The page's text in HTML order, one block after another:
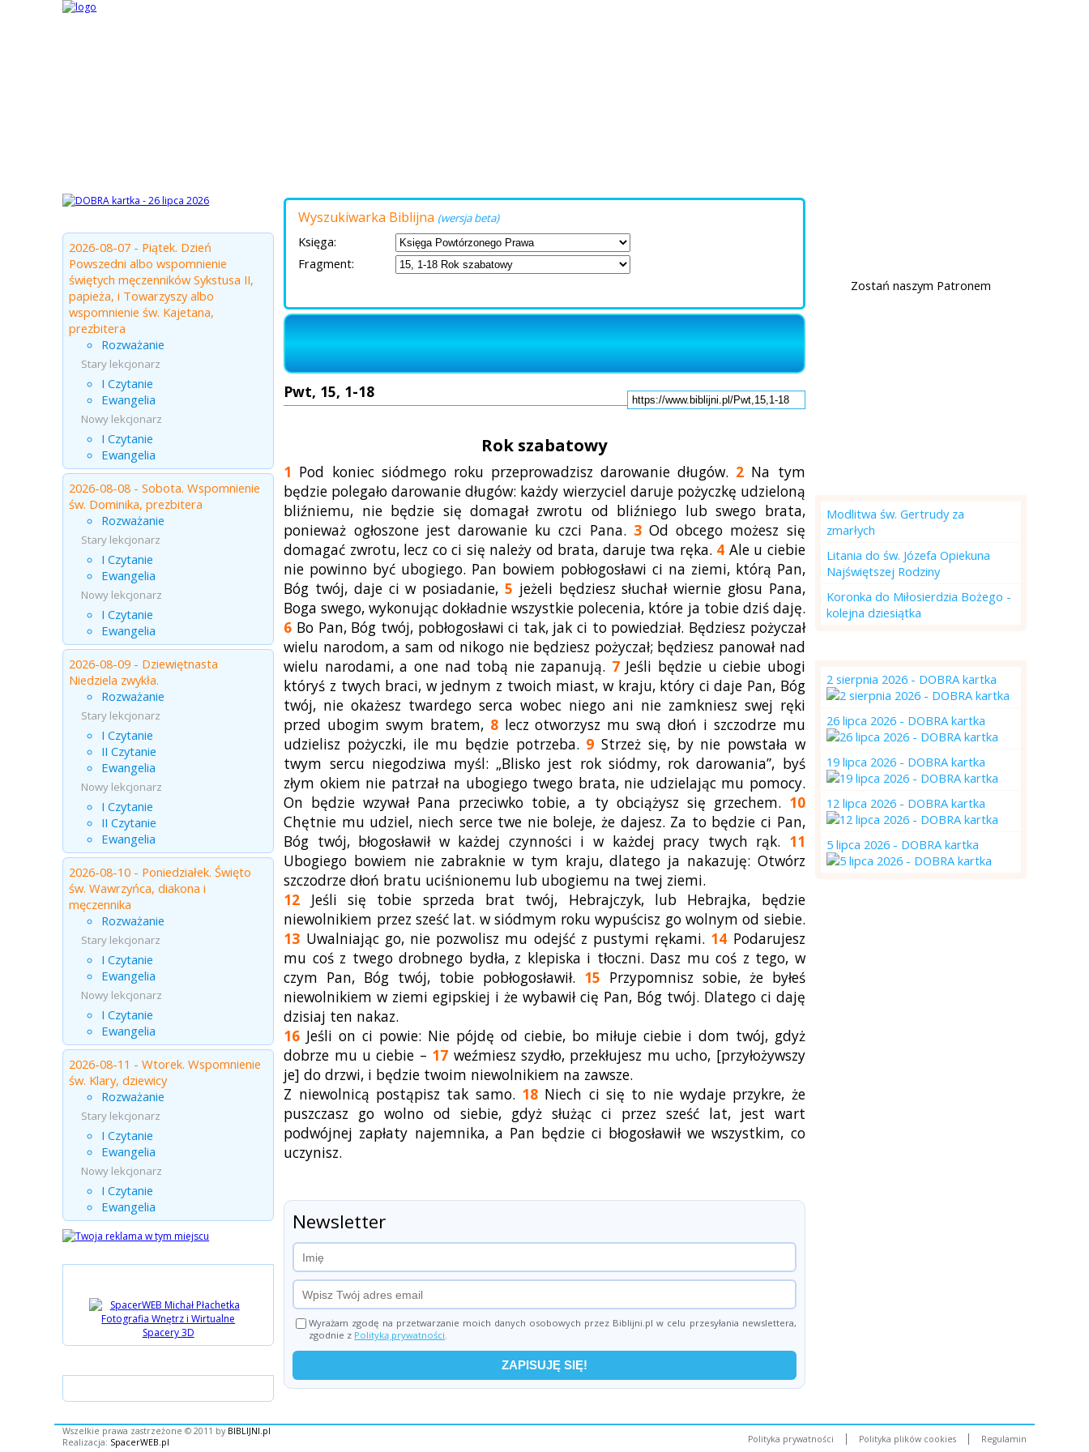
2026-08-07 - Piątek. Dzień
Powszedni albo wspomnienie
świętych męczenników Sykstusa II,
papieża, i Towarzyszy albo
wspomnienie św. Kajetana,
prezbitera
Rozważanie
Stary lekcjonarz
I Czytanie
Ewangelia
Nowy lekcjonarz
I Czytanie
Ewangelia
2026-08-08 - Sobota. Wspomnienie
św. Dominika, prezbitera
Rozważanie
Stary lekcjonarz
I Czytanie
Ewangelia
Nowy lekcjonarz
I Czytanie
Ewangelia
2026-08-09 - Dziewiętnasta
Niedziela zwykła.
Rozważanie
Stary lekcjonarz
I Czytanie
II Czytanie
Ewangelia
Nowy lekcjonarz
I Czytanie
II Czytanie
Ewangelia
2026-08-10 - Poniedziałek. Święto
św. Wawrzyńca, diakona i
męczennika
Rozważanie
Stary lekcjonarz
I Czytanie
Ewangelia
Nowy lekcjonarz
I Czytanie
Ewangelia
2026-08-11 - Wtorek. Wspomnienie
św. Klary, dziewicy
Rozważanie
Stary lekcjonarz
I Czytanie
Ewangelia
Nowy lekcjonarz
I Czytanie
Ewangelia
Wyszukiwarka Biblijna (wersja beta)
Księga:
Fragment:
Pwt, 15, 1-18
Rok szabatowy
1 Pod koniec siódmego roku przeprowadzisz darowanie długów. 2 Na tym
będzie polegało darowanie długów: każdy wierzyciel daruje pożyczkę udzieloną
bliźniemu, nie będzie się domagał zwrotu od bliźniego lub swego brata,
ponieważ ogłoszone jest darowanie ku czci Pana. 3Od obcego możesz się
domagać zwrotu, lecz co ci się należy od brata, daruje twa ręka. 4 Ale u ciebie
nie powinno być ubogiego. Pan bowiem pobłogosławi ci na ziemi, którą Pan,
Bóg twój, daje ci w posiadanie, 5 jeżeli będziesz słuchał wiernie głosu Pana,
Boga swego, wykonując dokładnie wszystkie polecenia, które ja tobie dziś daję.
6 Bo Pan, Bóg twój, pobłogosławi ci tak, jak ci to powiedział. Będziesz pożyczał
wielu narodom, a sam od nikogo nie będziesz pożyczał; będziesz panował nad
wielu narodami, a one nad tobą nie zapanują. 7Jeśli będzie u ciebie ubogi
któryś z twych braci, w jednym z twoich miast, w kraju, który ci daje Pan, Bóg
twój, nie okażesz twardego serca wobec niego ani nie zamkniesz swej ręki
przed ubogim swym bratem, 8lecz otworzysz mu swą dłoń i szczodrze mu
udzielisz pożyczki, ile mu będzie potrzeba. 9 Strzeż się, by nie powstała w
twym sercu niegodziwa myśl: „Blisko jest rok siódmy, rok darowania”, byś
złym okiem nie patrzał na ubogiego twego brata, nie udzielając mu pomocy.
On będzie wzywał Pana przeciwko tobie, a ty obciążysz się grzechem. 10
Chętnie mu udziel, niech serce twe nie boleje, że dajesz. Za to będzie ci Pan,
Bóg twój, błogosławił w każdej czynności i w każdej pracy twych rąk. 11
Ubogiego bowiem nie zabraknie w tym kraju, dlatego ja nakazuję: Otwórz
szczodrze dłoń bratu uciśnionemu lub ubogiemu na twej ziemi.
12 Jeśli się tobie sprzeda brat twój, Hebrajczyk, lub Hebrajka, będzie
niewolnikiem przez sześć lat. w siódmym roku wypuścisz go wolnym od siebie.
13 Uwalniając go, nie pozwolisz mu odejść z pustymi rękami. 14 Podarujesz
mu coś z twego drobnego bydła, z klepiska i tłoczni. Dasz mu coś z tego, w
czym Pan, Bóg twój, tobie pobłogosławił. 15 Przypomnisz sobie, że byłeś
niewolnikiem w ziemi egipskiej i że wybawił cię Pan, Bóg twój. Dlatego ci daję
dzisiaj ten nakaz.
16 Jeśli on ci powie: Nie pójdę od ciebie, bo miłuje ciebie i dom twój, gdyż
dobrze mu u ciebie – 17 weźmiesz szydło, przekłujesz mu ucho, [przyłożywszy
je] do drzwi, i będzie twoim niewolnikiem na zawsze.
Z niewolnicą postąpisz tak samo. 18Niech ci się to nie wydaje przykre, że
puszczasz go wolno od siebie, gdyż służąc ci przez sześć lat, jest wart
podwójnej zapłaty najemnika, a Pan będzie ci błogosławił we wszystkim, co
uczynisz.
Newsletter
Wyrażam zgodę na przetwarzanie moich danych osobowych przez Biblijni.pl w celu przesyłania newslettera,
zgodnie z Polityką prywatności.
Zostań naszym Patronem
Modlitwa św. Gertrudy za
zmarłych
Litania do św. Józefa Opiekuna
Najświętszej Rodziny
Koronka do Miłosierdzia Bożego -
kolejna dziesiątka
2 sierpnia 2026 - DOBRA kartka
26 lipca 2026 - DOBRA kartka
19 lipca 2026 - DOBRA kartka
12 lipca 2026 - DOBRA kartka
5 lipca 2026 - DOBRA kartka
Wszelkie prawa zastrzeżone © 2011 by BIBLIJNI.pl
Realizacja: SpacerWEB.pl Polityka prywatności Polityka plików cookies Regulamin